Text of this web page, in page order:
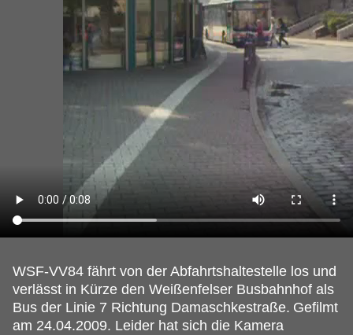
WSF-VV84 fährt von der Abfahrtshaltestelle los und
verlässt in Kürze den Weißenfelser Busbahnhof als
Bus der Linie 7 Richtung Damaschkestraße. Gefilmt
am 24.04.2009. Leider hat sich die Kamera